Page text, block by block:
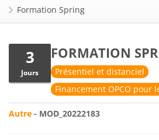
Formation Spring
3
Jours
FORMATION
Présentiel et distanciel
Financement OPCO pour
Autre - MOD_20222183